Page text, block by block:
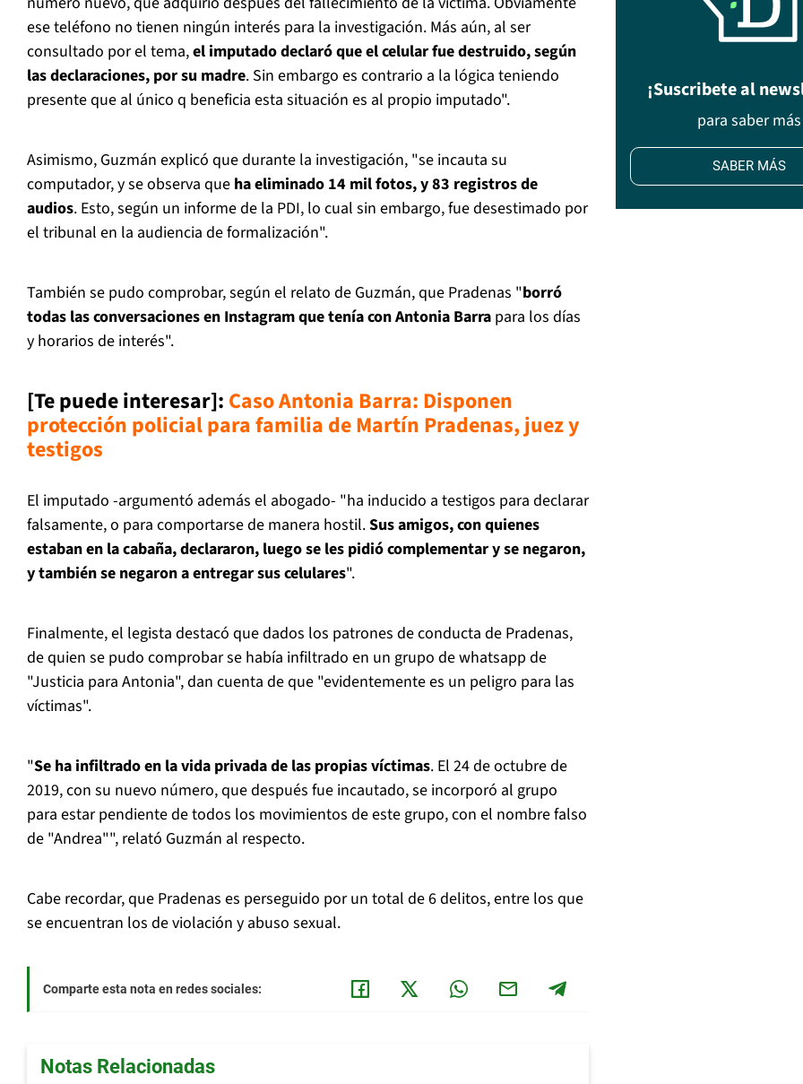
ese teléfono no tienen ningún interés para la investigación. Más aún, al ser
consultado por el tema,el imputado declaró que el celular fue destruido, según
las declaraciones, por su madre. Sin embargo es contrario a la lógica teniendo
presente que al único q beneficia esta situación es al propio imputado".
Asimismo, Guzmán explicó que durante la investigación, "se incauta su
computador, y se observa que ha eliminado 14 mil fotos, y 83 registros de
audios. Esto, según un informe de la PDI, lo cual sin embargo, fue desestimado por
el tribunal en la audiencia de formalización".
También se pudo comprobar, según el relato de Guzmán, que Pradenas "borró
todas las conversaciones en Instagram que tenía con Antonia Barra para los días
y horarios de interés".
[Te puede interesar]: Caso Antonia Barra: Disponen
protección policial para familia de Martín Pradenas, juez y
testigos
El imputado -argumentó además el abogado- "ha inducido a testigos para declarar
falsamente, o para comportarse de manera hostil.Sus amigos, con quienes
estaban en la cabaña, declararon, luego se les pidió complementar y se negaron,
y también se negaron a entregar sus celulares".
Finalmente, el legista destacó que dados los patrones de conducta de Pradenas,
de quien se pudo comprobar se había infiltrado en un grupo de whatsapp de
"Justicia para Antonia", dan cuenta de que "evidentemente es un peligro para las
víctimas".
"Se ha infiltrado en la vida privada de las propias víctimas. El 24 de octubre de
2019, con su nuevo número, que después fue incautado, se incorporó al grupo
para estar pendiente de todos los movimientos de este grupo, con el nombre falso
de "Andrea"", relató Guzmán al respecto.
Cabe recordar, que Pradenas es perseguido por un total de 6 delitos, entre los que
se encuentran los de violación y abuso sexual.
Comparte esta nota en redes sociales:
Notas Relacionadas
¡Suscribete al
para saber más
SABER MÁS